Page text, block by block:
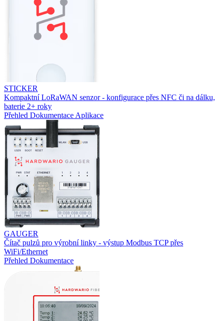
STICKER
Kompaktní LoRaWAN senzor - konfigurace přes NFC či na dálku,
baterie 2+ roky
Přehled Dokumentace Aplikace
GAUGER
Čítač pulzů pro výrobní linky - výstup Modbus TCP přes
WiFi/Ethernet
Přehled Dokumentace